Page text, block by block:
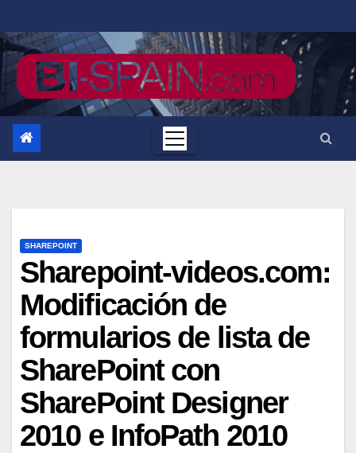
al
contenido
SHAREPOINT
Sharepoint-videos.com:
Modificación de
formularios de lista de
SharePoint con
SharePoint Designer
2010 e InfoPath 2010